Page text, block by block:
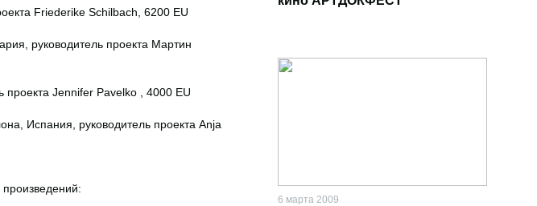
Friederike Schilbach, 6200 EU
руководитель проекта Мартин
Jennifer Pavelko , 4000 EU
Испания, руководитель проекта Anja
6 марта 2009